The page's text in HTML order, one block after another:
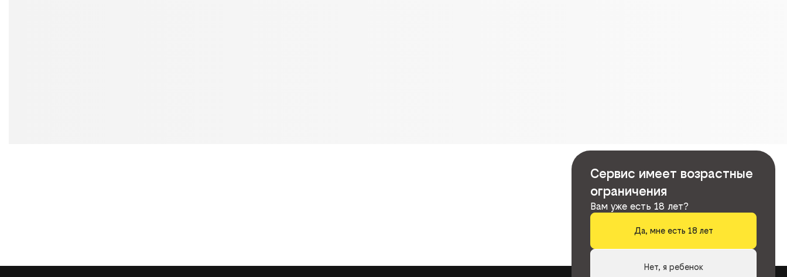
Сервис имеет возрастные
ограничения
Вам уже есть 18 лет?
Да, мне есть 18 лет
Нет, я ребенок